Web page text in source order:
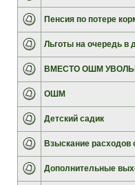
Пенсия по потере
Льготы на очередь в
ВМЕСТО ОШМ
ОШМ
Детский садик
Взыскание расходов
Дополнительные